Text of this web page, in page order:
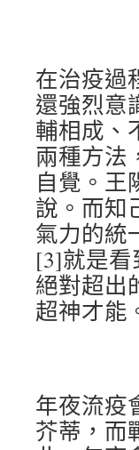
在治疫過
還強烈意
輔相成、
兩種方法
自覺。王
說。而知
氣力的統
[3]就是看
絕對超出
超神才能
年夜流疫
芥蒂，而